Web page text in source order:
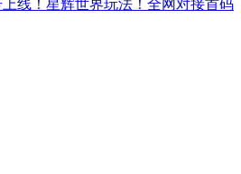
上线！星辉世界玩法！全网对接首码